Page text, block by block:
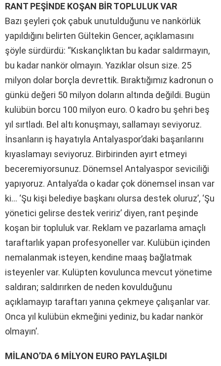
RANT PEŞİNDE KOŞAN BİR TOPLULUK VAR
Bazı şeyleri çok çabuk unutulduğunu ve nankörlük
yapıldığını belirten Gültekin Gencer, açıklamasını
şöyle sürdürdü: “Kıskançlıktan bu kadar saldırmayın,
bu kadar nankör olmayın. Yazıklar olsun size. 25
milyon dolar borçla devrettik. Bıraktığımız kadronun o
günkü değeri 50 milyon doların altında değildi. Bugün
kulübün borcu 100 milyon euro. O kadro bu şehri beş
yıl sırtladı. Bel altı konuşmayı, sallamayı seviyoruz.
İnsanların iş hayatıyla Antalyaspor’daki başarılarını
kıyaslamayı seviyoruz. Birbirinden ayırt etmeyi
beceremiyorsunuz. Dönemsel Antalyaspor seviciliği
yapıyoruz. Antalya’da o kadar çok dönemsel insan var
ki… ‘Şu kişi belediye başkanı olursa destek oluruz’, ‘Şu
yönetici gelirse destek veririz’ diyen, rant peşinde
koşan bir topluluk var. Reklam ve pazarlama amaçlı
taraftarlık yapan profesyoneller var. Kulübün içinden
nemalanmak isteyen, kendine maaş bağlatmak
isteyenler var. Kulüpten kovulunca mevcut yönetime
saldıran; saldırırken de neden kovulduğunu
açıklamayıp taraftarı yanına çekmeye çalışanlar var.
Onca yıl kulübün ekmeğini yediniz, bu kadar nankör
olmayın’.
MİLANO’DA 6 MİLYON EURO PAYLAŞILDI